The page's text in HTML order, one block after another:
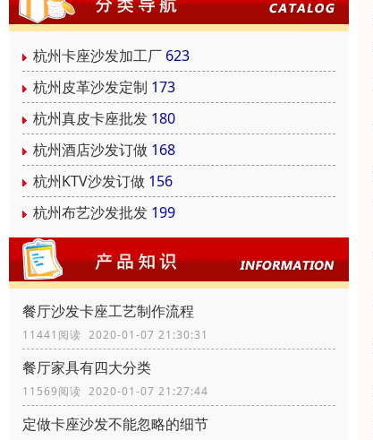
杭州卡座沙发加工厂 623
杭州皮革沙发定制 173
杭州真皮卡座批发 180
杭州酒店沙发订做 168
杭州KTV沙发订做 156
杭州布艺沙发批发 199
餐厅沙发卡座工艺制作流程
11441阅读 2020-01-07 21:30:31
餐厅家具有四大分类
11569阅读 2020-01-07 21:27:44
定做卡座沙发不能忽略的细节